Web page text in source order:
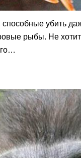
убить
рыбы. Не